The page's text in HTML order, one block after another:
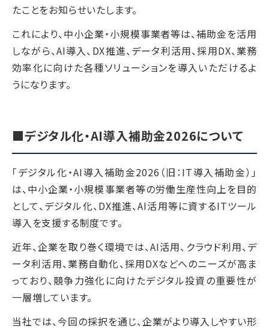
たことをお知らせいたします。
これにより、中小企業・小規模事業者等は、補助金を活用
しながら、AI導入、DX推進、データ利活用、採用DX、業務
効率化に向けた各種ソリューションを導入いただけるよ
うになります。
■デジタル化・AI導入補助金2026について
「デジタル化・AI導入補助金2026（旧：IT導入補助金）」
は、中小企業・小規模事業者等の労働生産性向上を目的
として、デジタル化、DX推進、AI活用等に資するITツール
導入を支援する制度です。
近年、企業を取り巻く環境では、AI活用、クラウド利用、デ
ータ利活用、業務自動化、採用DXなどへのニーズが高ま
っており、競争力強化に向けたデジタル投資の重要性が
一層増しています。
当社では、今回の採択を通じ、企業がより導入しやすい形